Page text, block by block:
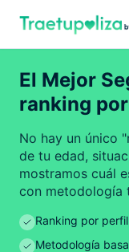
El Mejor
ranking
No hay un único
de tu edad,
mostramos cuál
con metodología
Ranking por
Metodología